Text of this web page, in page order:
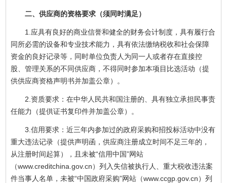
二、供应商的资格要求（须同时满足）
1.应具有良好的商业信誉和健全的财务会计制度，具有履行合
同所必需的设备和专业技术能力，具有依法缴纳税收和社会保障
资金的良好记录等，同时单位负责人为同一人或者存在直接控
股、管理关系的不同供应商，不得同时参加本项目比选活动（提
供供应商资格声明书并加盖公章）。
2.资质要求：在中华人民共和国注册的、具有独立承担民事责
任能力（提供证书复印件并加盖公章）。
3.信用要求：近三年内参加过的政府采购和招投标活动中没有
重大违法记录（提供声明函，供应商注册成立时间不足三年的，
从注册时间起算），且未被“信用中国”网站
（www.creditchina.gov.cn）列入失信被执行人、重大税收违法案
件当事人名单，未被“中国政府采购”网站（www.ccgp.gov.cn）列